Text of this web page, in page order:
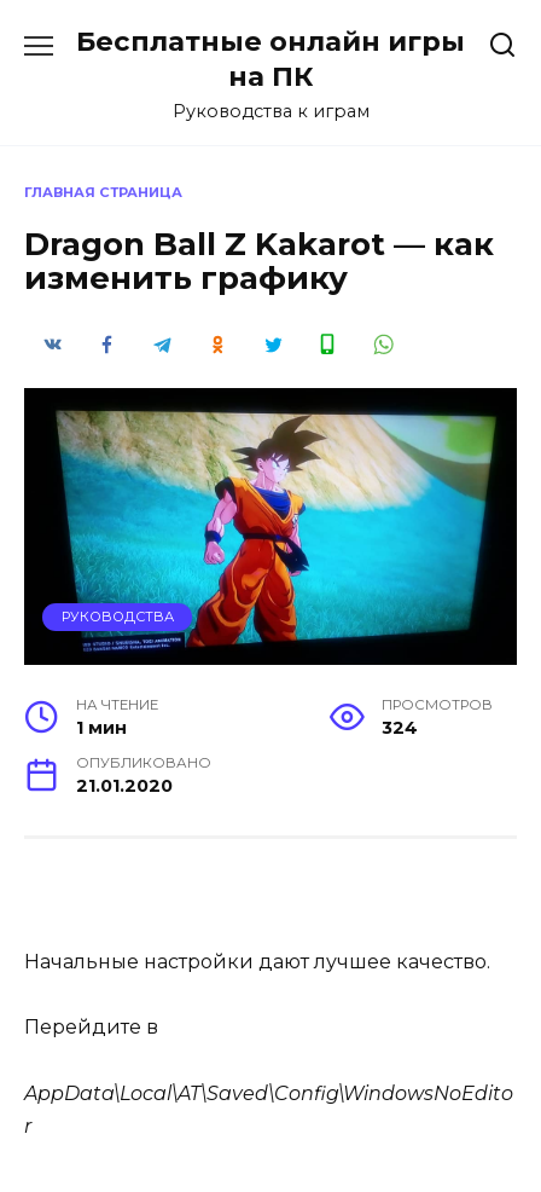
Бесплатные онлайн игры
на ПК
Руководства к играм
ГЛАВНАЯ СТРАНИЦА
Dragon Ball Z Kakarot — как
изменить графику
РУКОВОДСТВА
НА ЧТЕНИЕ
1 мин
ПРОСМОТРОВ
324
ОПУБЛИКОВАНО
21.01.2020
Начальные настройки дают лучшее качество.
Перейдите в
AppData\Local\AT\Saved\Config\WindowsNoEdito
r